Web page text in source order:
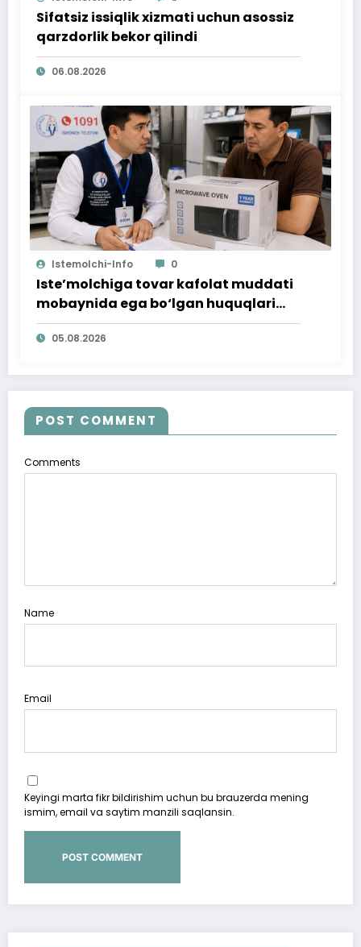
Sifatsiz issiqlik xizmati uchun asossiz
qarzdorlik bekor qilindi
06.08.2026
Istemolchi-Info 0
Iste’molchiga tovar kafolat muddati
mobaynida ega bo‘lgan huquqlari
ta’minlab berildi
05.08.2026
POST COMMENT
Comments
Name
Email
Keyingi marta fikr bildirishim uchun bu brauzerda mening
ismim, email va saytim manzili saqlansin.